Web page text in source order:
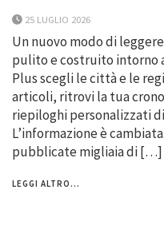
25 LUGLIO 2026
Un nuovo modo di
pulito e costruito intorno
Plus scegli le città e le
articoli, ritrovi la tua
riepiloghi personalizzati
L’informazione è
pubblicate migliaia di […]
LEGGI ALTRO...